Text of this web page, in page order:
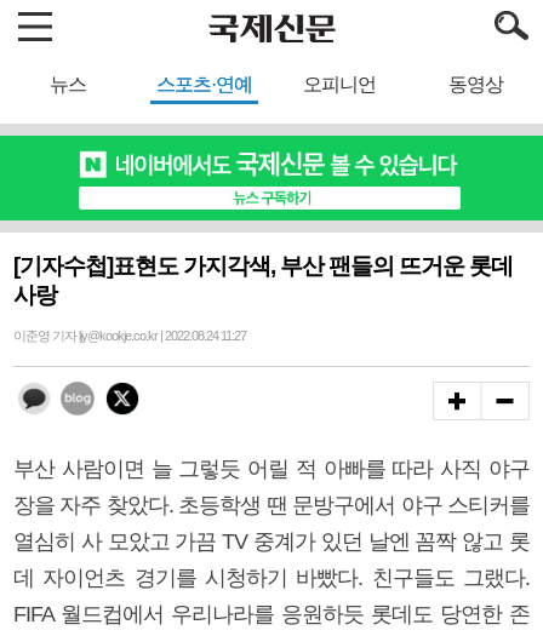
뉴스 스포츠·연예 오피니언 동영상
[기자수첩]표현도 가지각색, 부산 팬들의 뜨거운 롯데
사랑
이준영 기자 ljy@kookje.co.kr | 2022.08.24 11:27
부산 사람이면 늘 그렇듯 어릴 적 아빠를 따라 사직 야구
장을 자주 찾았다. 초등학생 땐 문방구에서 야구 스티커를
열심히 사 모았고 가끔 TV 중계가 있던 날엔 꼼짝 않고 롯
데 자이언츠 경기를 시청하기 바빴다. 친구들도 그랬다.
FIFA 월드컵에서 우리나라를 응원하듯 롯데도 당연한 존